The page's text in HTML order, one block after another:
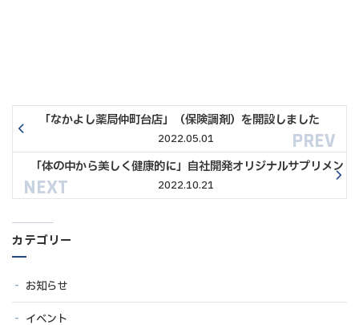
「なかよし薬局仲町台店」（保険調剤）を開設しました
2022.05.01
「体の中から美しく健康的に」自社開発オリジナルサプリメ
2022.10.21
カテゴリー
お知らせ
イベント